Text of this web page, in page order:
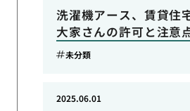
洗濯機アース、賃貸住
大家さんの許可と注意
未分類
2025.06.01